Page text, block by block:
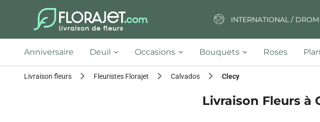
INTERNATIONAL /
Anniversaire Deuil Occasions Bouquets Roses
Livraison fleurs Fleuristes Florajet Calvados Clecy
Livraison Fleurs à